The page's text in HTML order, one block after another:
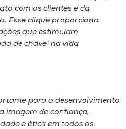
com os clientes e da
Esse clique proporciona
que estimulam
de chave’ na vida
para o desenvolvimento
imagem de confiança,
e ética em todos os